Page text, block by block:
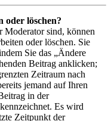
oder löschen?
Moderator sind, können
oder löschen. Sie
Sie das „Ändere
Beitrag anklicken;
Zeitraum nach
jemand auf Ihren
in der
Es wird
Zeitpunkt der